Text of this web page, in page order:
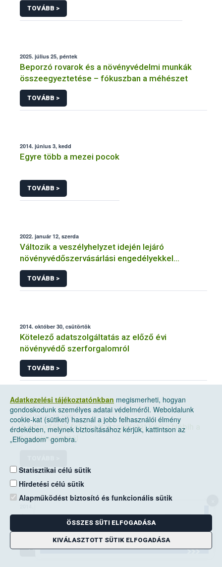
TOVÁBB >
2025. július 25, péntek
Beporzó rovarok és a növényvédelmi munkák
összeegyeztetése – fókuszban a méhészet
TOVÁBB >
2014. június 3, kedd
Egyre több a mezei pocok
TOVÁBB >
2022. január 12, szerda
Változik a veszélyhelyzet idején lejáró
növényvédőszervásárlási engedélyekkel
kapcsolatos szabályozás
TOVÁBB >
2014. október 30, csütörtök
Kötelező adatszolgáltatás az előző évi
növényvédő szerforgalomról
TOVÁBB >
2022. január 10, hétfő
A citrusfélék fokozott vizsgálatát kéri a Nébih a
forgalmazóktól
A mezei pocok elleni védekezési kötelezettség
a földhasználók kiemelt feladata
TOVÁBB >
Adatkezelési tájékoztatónkban megismerheti, hogyan
gondoskodunk személyes adatai védelméről. Weboldalunk
cookie-kat (sütiket) használ a jobb felhasználói élmény
érdekében, melynek biztosításához kérjük, kattintson az
„Elfogadom” gombra.
Statisztikai célú sütik
Hirdetési célú sütik
Alapműködést biztosító és funkcionális sütik
ÖSSZES SÜTI ELFOGADÁSA
KIVÁLASZTOTT SÜTIK ELFOGADÁSA